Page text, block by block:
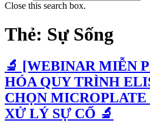
Close this search box.
Thẻ: Sự Sống
🔬 [WEBINAR MIỄN
HÓA QUY TRÌNH
CHỌN
XỬ LÝ SỰ CỐ 🔬